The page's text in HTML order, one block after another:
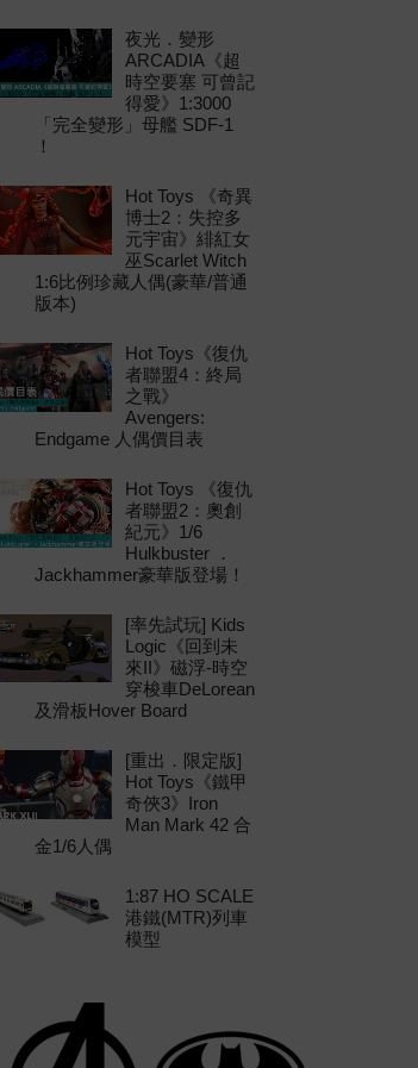
夜光．變形
ARCADIA《超
時空要塞 可曾記
得愛》1:3000
「完全變形」母艦 SDF-1
！
Hot Toys 《奇異
博士2：失控多
元宇宙》緋紅女
巫Scarlet Witch
1:6比例珍藏人偶(豪華/普通
版本)
Hot Toys《復仇
者聯盟4：終局
之戰》
Avengers:
Endgame 人偶價目表
Hot Toys 《復仇
者聯盟2：奧創
紀元》1/6
Hulkbuster ．
Jackhammer豪華版登場！
[率先試玩] Kids
Logic《回到未
來II》磁浮-時空
穿梭車DeLorean
及滑板Hover Board
[重出．限定版]
Hot Toys《鐵甲
奇俠3》Iron
Man Mark 42 合
金1/6人偶
1:87 HO SCALE
港鐵(MTR)列車
模型